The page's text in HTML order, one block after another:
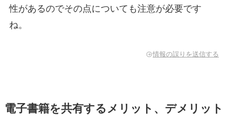
性があるのでその点についても注意が必要です
ね。
情報の誤りを送信する
電子書籍を共有するメリット、デメリット